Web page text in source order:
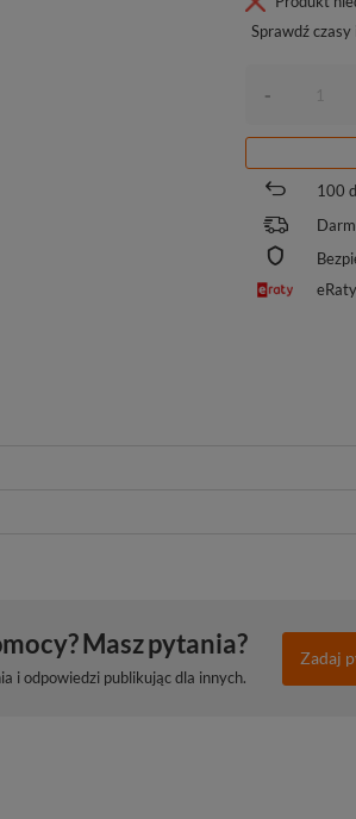
Sprawdź
-
100
Masz pytania?
i odpowiedzi publikując dla innych.
Zadaj